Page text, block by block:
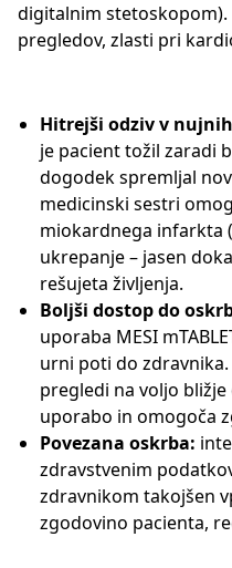
digitalnim stetoskopom).
pregledov, zlasti pri
Hitrejši odziv v
je pacient tožil zaradi
dogodek spremljal
medicinski sestri
miokardnega infarkta
ukrepanje – jasen
rešujeta življenja.
Boljši dostop do
uporaba MESI
urni poti do
pregledi na voljo
uporabo in omogoča
Povezana oskrba:
zdravstvenim
zdravnikom takojšen
zgodovino pacienta,